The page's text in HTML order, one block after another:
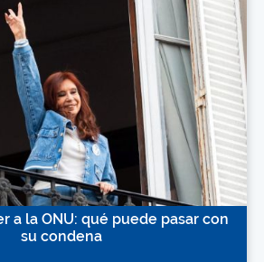
a la ONU: qué puede pasar con
su condena